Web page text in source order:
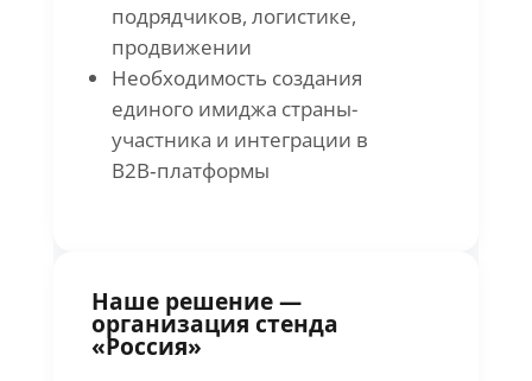
подрядчиков, логистике,
продвижении
Необходимость создания
единого имиджа страны-
участника и интеграции в
B2B‑платформы
Наше решение —
организация стенда
«Россия»